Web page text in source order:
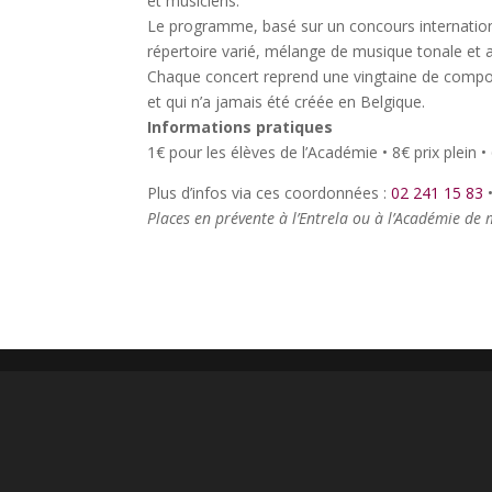
Le programme, basé sur un concours
répertoire varié, mélange de musique tonale et
Chaque concert reprend une vingtaine de
et qui n’a jamais été créée en Belgique.
Informations pratiques
1€ pour les élèves de l’Académie • 8€ prix
Plus d’infos via ces coordonnées :02 241 15 83
Places en prévente à l’Entrela ou à l’Académie